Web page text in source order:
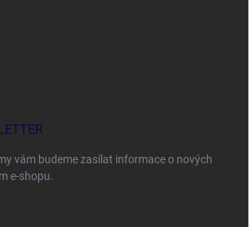
vám budeme zasílat informace o nových
e-shopu.